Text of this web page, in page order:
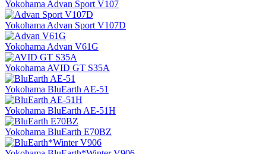
Yokohama Advan Sport V107
Yokohama Advan Sport V107D
Yokohama Advan V61G
Yokohama AVID GT S35A
Yokohama BluEarth AE-51
Yokohama BluEarth AE-51H
Yokohama BluEarth E70BZ